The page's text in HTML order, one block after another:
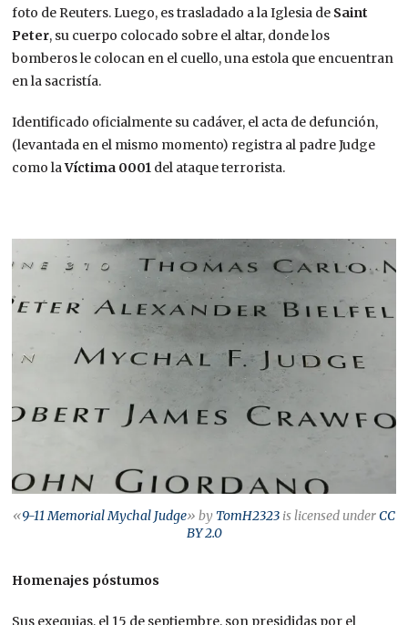
foto de Reuters.​ Luego, es trasladado a la Iglesia de Saint
Peter, su cuerpo colocado sobre el altar, donde los
bomberos le colocan en el cuello, una estola que encuentran
en la sacristía.​
Identificado oficialmente su cadáver, el acta de defunción,
(levantada en el mismo momento) registra al padre Judge
como laVíctima 0001 del ataque terrorista.
«9-11 Memorial Mychal Judge» by TomH2323 is licensed underCC
BY 2.0
Homenajes póstumos
Sus exequias, el 15 de septiembre, son presididas por el